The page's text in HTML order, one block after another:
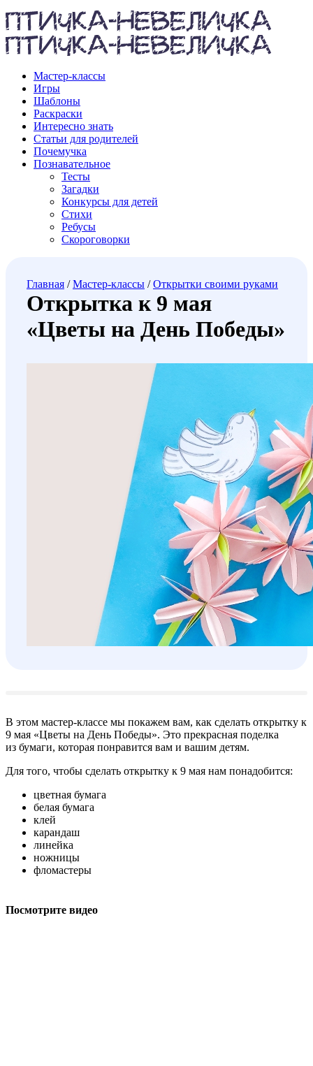
Мастер-классы
Игры
Шаблоны
Раскраски
Интересно знать
Статьи для родителей
Почемучка
Познавательное
Тесты
Загадки
Конкурсы для детей
Стихи
Ребусы
Скороговорки
Главная /Мастер-классы /Открытки своими руками
Открытка к 9 мая
«Цветы на День Победы»
В этом мастер-классе мы покажем вам, как сделать открытку к
9 мая «Цветы на День Победы». Это прекрасная поделка
из бумаги, которая понравится вам и вашим детям.
Для того, чтобы сделать открытку к 9 мая нам понадобится:
цветная бумага
белая бумага
клей
карандаш
линейка
ножницы
фломастеры
Посмотрите видео